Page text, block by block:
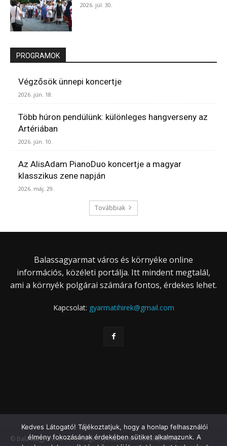
2026. júl. 30.
PROGRAMOK
Végzősök ünnepi koncertje
2026. jún. 18.
Több húron pendülünk: különleges hangverseny az
Artériában
2026. jún. 10.
Az AlisAdam PianoDuo koncertje a magyar
klasszikus zene napján
2026. máj. 29.
Továbbiak
Balassagyarmat város és környéke online
információs, közéleti portálja. Itt mindent megtalál,
ami a környék polgárai számára fontos, érdekes lehet.
Kapcsolat: gyarmatihirek@gmail.com
© Balassagyarmat és Térsége Fejlesztéséért Közalapítvány
Kedves Látogató! Tájékoztatjuk, hogy a honlap felhasználói
élmény fokozásának érdekében sütiket alkalmazunk. A